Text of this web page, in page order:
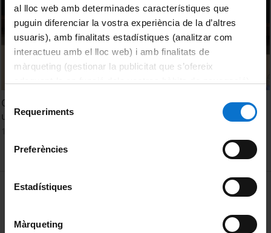
al lloc web amb determinades característiques que
puguin diferenciar la vostra experiència de la d’altres
usuaris), amb finalitats estadístiques (analitzar com
interactueu amb el lloc web) i amb finalitats de
màrqueting (gestionar la publicitat que s’ofereix
consultar laPolítica de galetes del lloc web de la
Selecció
Requeriments
Preferències
Estadístiques
Màrqueting
Crítica, conflicte i discurs entorn del bilingüisme social:
una perspectiva diacrònica comparada. Sebastià Moranta
MENÚ PEU 1